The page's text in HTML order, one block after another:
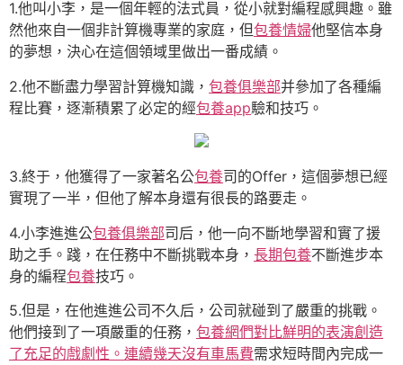
1.他叫小李，是一個年輕的法式員，從小就對編程感興趣。雖
然他來自一個非計算機專業的家庭，但包養情婦他堅信本身
的夢想，決心在這個領域里做出一番成績。
2.他不斷盡力學習計算機知識， 包養俱樂部并參加了各種編
程比賽，逐漸積累了必定的經包養app驗和技巧。
3.終于，他獲得了一家著名公包養司的Offer，這個夢想已經
實現了一半，但他了解本身還有很長的路要走。
4.小李進進公包養俱樂部司后，他一向不斷地學習和實了援
助之手。踐，在任務中不斷挑戰本身， 長期包養不斷進步本
身的編程包養技巧。
5.但是，在他進進公司不久后，公司就碰到了嚴重的挑戰。
他們接到了一項嚴重的任務， 包養網們對比鮮明的表演創造
了充足的戲劇性。連續幾天沒有車馬費需求短時間內完成一